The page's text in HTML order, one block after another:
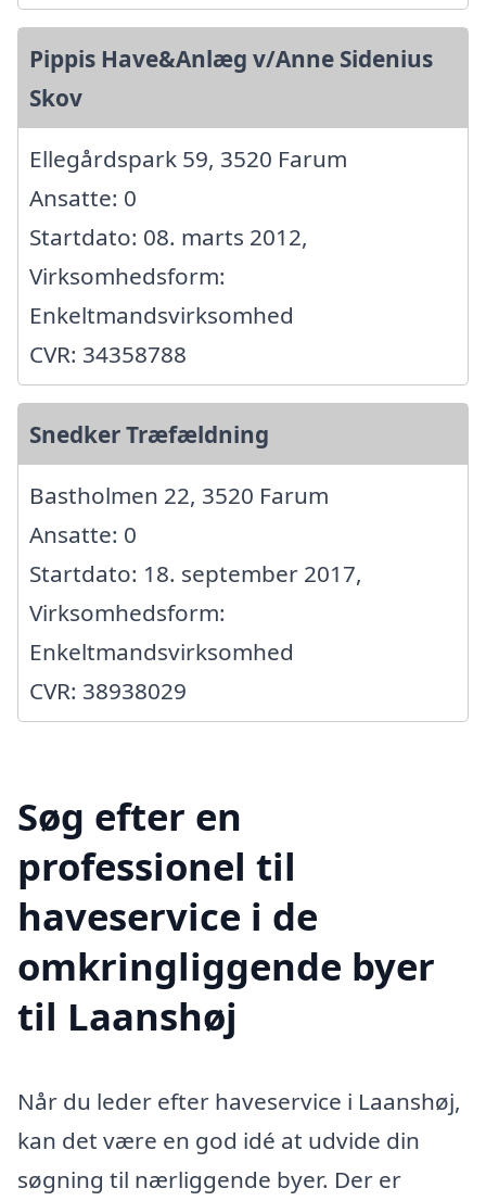
Pippis Have&Anlæg v/Anne Sidenius
Skov
Ellegårdspark 59, 3520 Farum
Ansatte: 0
Startdato: 08. marts 2012,
Virksomhedsform:
Enkeltmandsvirksomhed
CVR: 34358788
Snedker Træfældning
Bastholmen 22, 3520 Farum
Ansatte: 0
Startdato: 18. september 2017,
Virksomhedsform:
Enkeltmandsvirksomhed
CVR: 38938029
Søg efter en
professionel til
haveservice i de
omkringliggende byer
til Laanshøj
Når du leder efter haveservice i Laanshøj,
kan det være en god idé at udvide din
søgning til nærliggende byer. Der er